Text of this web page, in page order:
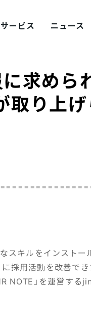
サービス ニュース
に求めら
取り上
スキルをインストー
採用活動を改善でき
NOTE」を運営する